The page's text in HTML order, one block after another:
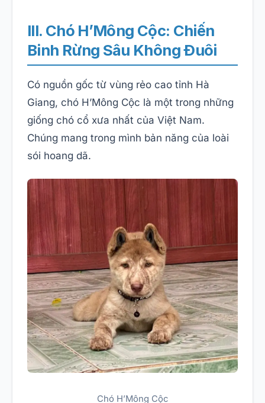
III. Chó H’Mông Cộc: Chiến
Binh Rừng Sâu Không Đuôi
Có nguồn gốc từ vùng rẻo cao tỉnh Hà
Giang, chó H’Mông Cộc là một trong những
giống chó cổ xưa nhất của Việt Nam.
Chúng mang trong mình bản năng của loài
sói hoang dã.
Chó H’Mông Cộc